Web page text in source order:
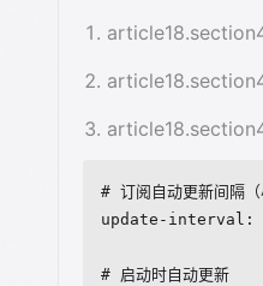
# 订阅自动更新间隔（
update-interval:
# 启动时自动更新